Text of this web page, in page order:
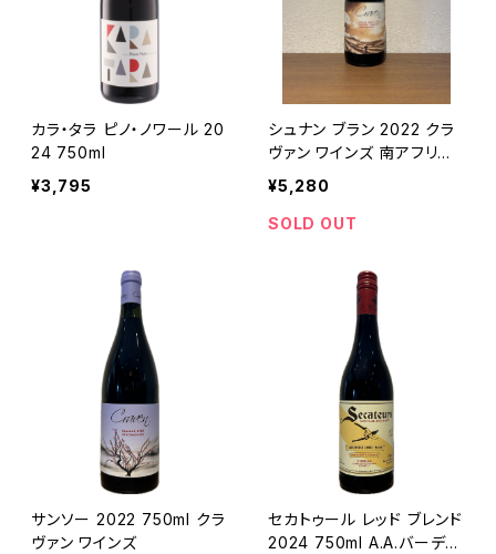
カラ・タラ ピノ・ノワール 20
24 750ml
¥3,795
シュナン ブラン 2022 クラ
ヴァン ワインズ 南アフリカ
白ワイン 750ml
¥5,280
SOLD OUT
サンソー 2022 750ml クラ
ヴァン ワインズ
セカトゥール レッド ブレンド
2024 750ml A.A.バーデン